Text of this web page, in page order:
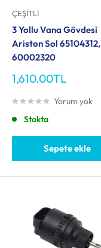
ÇEŞITLI
3 Yollu Vana Gövdesi
Ariston Sol 65104312,
60002320
İndirimli
fiyat
1,610.00TL
Yorum yok
Stokta
Sepete ekle